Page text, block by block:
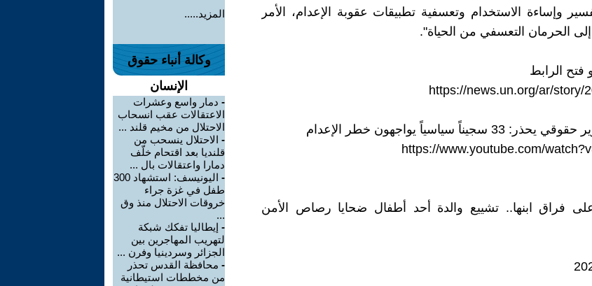
وإساءة الاستخدام وتعسفية تطبيقات عقوبة الإعدام، الأمر
إلى الحرمان التعسفي من الحياة".
فتح الرابط
https://news.un.org/ar/story/
سياسياً يواجهون خطر الإعدام
https://www.youtube.com/
على فراق ابنها.. تشييع والدة أحد أطفال ضحايا رصاص الأمن
المزيد.....
وكالة أنباء حقوق
الإنسان
- دمار واسع وعشرات
الاعتقالات عقب انسحاب
الاحتلال من مخيم قلند ...
- الاحتلال ينسحب من
قلنديا بعد اقتحام خلّف
دمارا واعتقالات بال ...
-
اليونيسف: استشهاد 300
طفل في غزة جراء
خروقات الاحتلال منذ وق
...
- إيطاليا تفكك شبكة
لتهريب المهاجرين بين
الجزائر وسردينيا وفرن ...
- محافظة القدس تحذر
من مخططات استيطانية